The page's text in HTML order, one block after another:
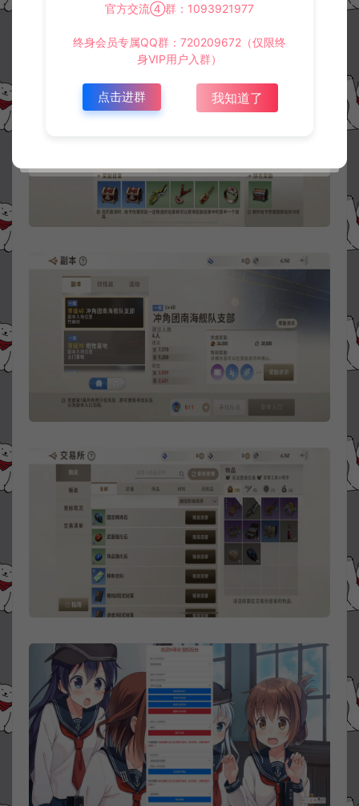
官方交流④群：1093921977
终身会员专属QQ群：720209672（仅限终
身VIP用户入群）
点击进群 我知道了